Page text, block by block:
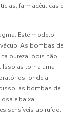
farmacêuticas e
Este modelo
As bombas de
pureza, pois não
Isso as torna uma
onde a
as bombas de
e baixa
sensíveis ao ruído.